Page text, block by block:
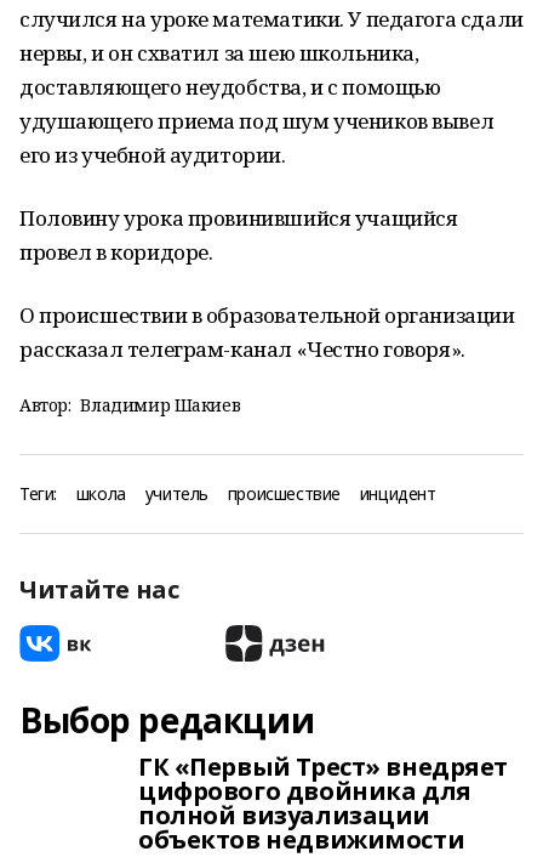
случился на уроке математики. У педагога сдали
нервы, и он схватил за шею школьника,
доставляющего неудобства, и с помощью
удушающего приема под шум учеников вывел
его из учебной аудитории.
Половину урока провинившийся учащийся
провел в коридоре.
О происшествии в образовательной организации
рассказал телеграм-канал «Честно говоря».
Автор: Владимир Шакиев
Теги: школа учитель происшествие инцидент
Читайте нас
Выбор редакции
ГК «Первый Трест» внедряет
цифрового двойника для
полной визуализации
объектов недвижимости